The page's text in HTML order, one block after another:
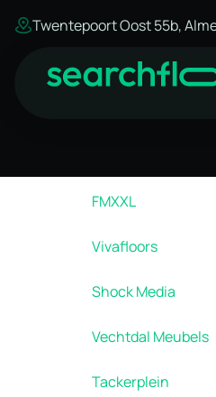
Twentepoort Oost 55b,
FMXXL
Vivafloors
Shock Media
Vechtdal Meubels
Tackerplein